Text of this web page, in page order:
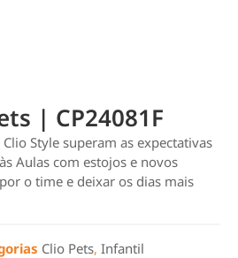
| CP24081F
Style superam as expectativas
Aulas com estojos e novos
o time e deixar os dias mais
Clio Pets, Infantil